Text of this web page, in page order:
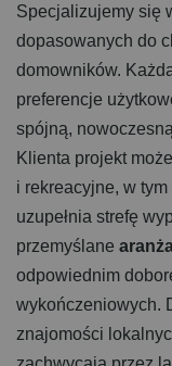
Specjalizujemy się
dopasowanych do
domowników.
preferencje
spójną,
Klienta projekt
i rekreacyjne, w tym
uzupełnia strefę
przemyślane
odpowiednim
wykończeniowych.
znajomości